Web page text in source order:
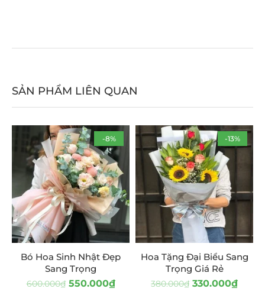
SẢN PHẨM LIÊN QUAN
-8%
Bó Hoa Sinh Nhật Đẹp
Sang Trọng
600.000₫ 550.000₫
-13%
Hoa Tặng Đại Biểu Sang
Trọng Giá Rẻ
380.000₫ 330.000₫